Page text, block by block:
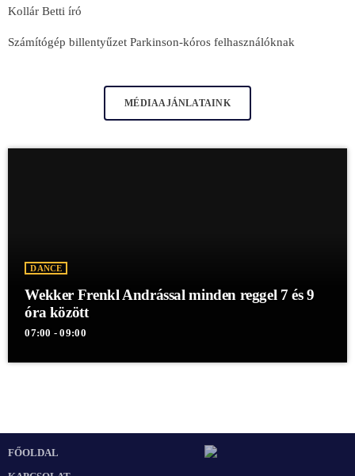
Kollár Betti író
Számítógép billentyűzet Parkinson-kóros felhasználóknak
MÉDIAAJÁNLATAINK
DANCE
Wekker Frenkl Andrással minden reggel 7 és 9
óra között
07:00 - 09:00
FŐOLDAL